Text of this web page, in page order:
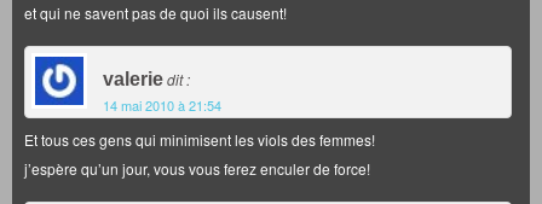
et qui ne savent pas de quoi ils causent!
valeriedit :
14 mai 2010 à 21:54
Et tous ces gens qui minimisent les viols des femmes!
j’espère qu’un jour, vous vous ferez enculer de force!